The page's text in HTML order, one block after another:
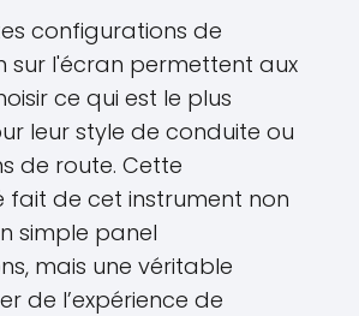
configurations de
sur l'écran permettent aux
ce qui est le plus
leur style de conduite ou
de route. Cette
de cet instrument non
simple panel
mais une véritable
de l’expérience de